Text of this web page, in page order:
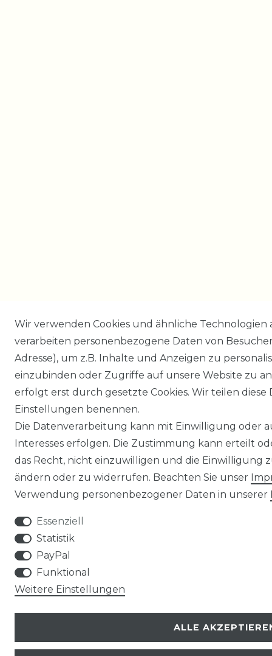
Wir verwenden Cookies und ähnliche
verarbeiten personenbezogene Daten von
Adresse), um z.B. Inhalte und Anzeigen zu
einzubinden oder Zugriffe auf unsere Website zu
erfolgt erst durch gesetzte Cookies. Wir teilen
Einstellungen benennen.
Die Datenverarbeitung kann mit Einwilligung oder
Interesses erfolgen. Die Zustimmung kann erteilt
das Recht, nicht einzuwilligen und die Einwilligung
ändern oder zu widerrufen. Beachten Sie unser
Verwendung personenbezogener Daten in unserer
Essenziell
Statistik
PayPal
Funktional
Weitere Einstellungen
ALLE